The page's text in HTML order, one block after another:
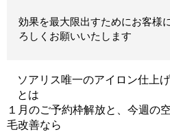
効果を最大限出すためにお客様
ろしくお願いいたします
ソアリス唯一のアイロン仕上
とは
１月のご予約枠解放と、今週の
毛改善なら